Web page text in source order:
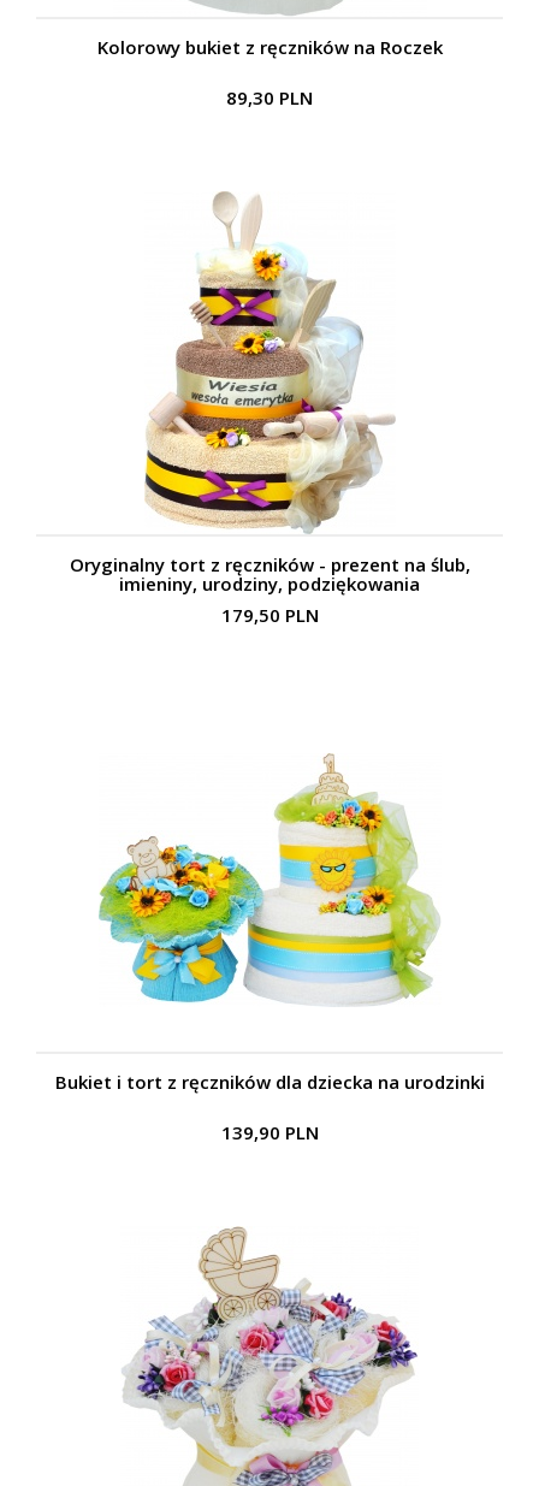
Kolorowy bukiet z ręczników na Roczek
89,30 PLN
Oryginalny tort z ręczników - prezent na ślub,
imieniny, urodziny, podziękowania
179,50 PLN
Bukiet i tort z ręczników dla dziecka na urodzinki
139,90 PLN